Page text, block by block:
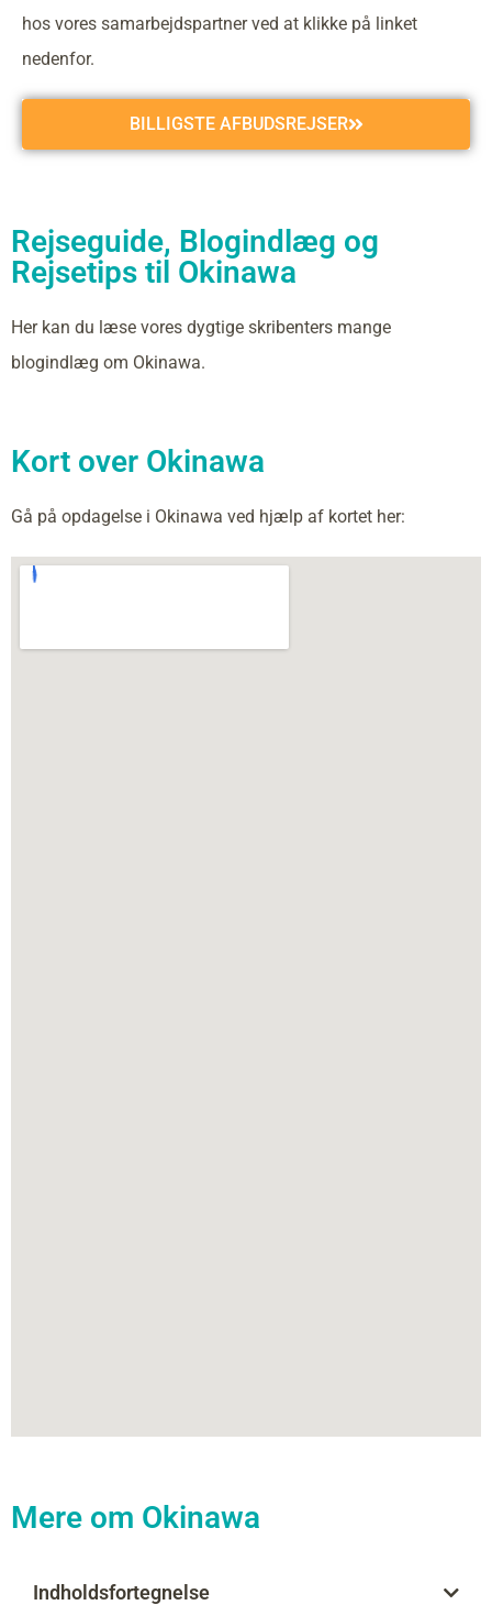
hos vores samarbejdspartner ved at klikke på linket
nedenfor.
BILLIGSTE AFBUDSREJSER
Rejseguide, Blogindlæg og
Rejsetips til Okinawa
Her kan du læse vores dygtige skribenters mange
blogindlæg om Okinawa.
Kort over Okinawa
Gå på opdagelse i Okinawa ved hjælp af kortet her:
Mere om Okinawa
Indholdsfortegnelse